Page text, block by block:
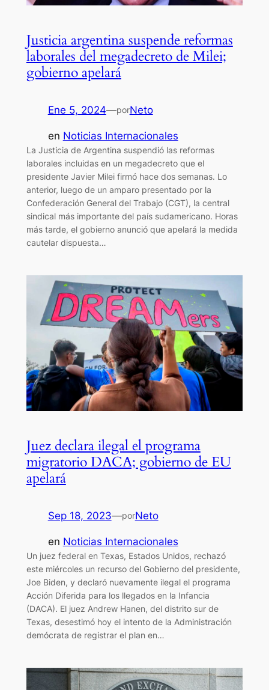
Justicia argentina suspende reformas
laborales del megadecreto de Milei;
gobierno apelará
Ene 5, 2024—porNeto
en Noticias Internacionales
La Justicia de Argentina suspendió las reformas
laborales incluidas en un megadecreto que el
presidente Javier Milei firmó hace dos semanas. Lo
anterior, luego de un amparo presentado por la
Confederación General del Trabajo (CGT), la central
sindical más importante del país sudamericano. Horas
más tarde, el gobierno anunció que apelará la medida
cautelar dispuesta…
Juez declara ilegal el programa
migratorio DACA; gobierno de EU
apelará
Sep 18, 2023—porNeto
en Noticias Internacionales
Un juez federal en Texas, Estados Unidos, rechazó
este miércoles un recurso del Gobierno del presidente,
Joe Biden, y declaró nuevamente ilegal el programa
Acción Diferida para los llegados en la Infancia
(DACA). El juez Andrew Hanen, del distrito sur de
Texas, desestimó hoy el intento de la Administración
demócrata de registrar el plan en…